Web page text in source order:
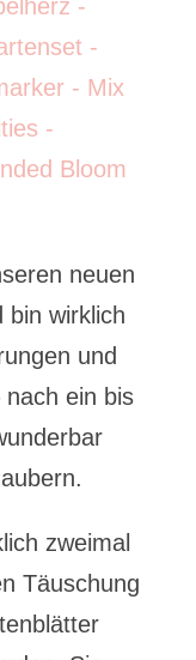
neuen
bin wirklich
und
ein bis
zweimal
Täuschung